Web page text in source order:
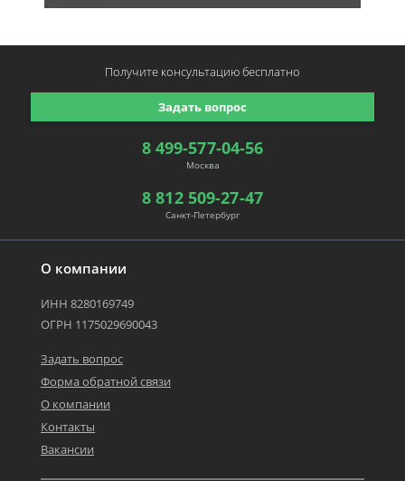
О компании
ИНН 8280169749
ОГРН 1175029690043
Задать вопрос
Форма обратной связи
О компании
Контакты
Вакансии
8 499-577-04-56
Москва
8 812 509-27-47
Санкт-Петербург
Задать вопрос
Получите консультациюбесплатно